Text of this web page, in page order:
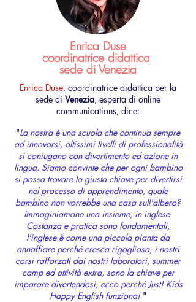
Enrica Duse
coordinatrice didattica
sede di Venezia
Enrica Duse, coordinatrice didattica per la
sede di Venezia, esperta di online
communications, dice:
"La nostra è una scuola che continua sempre
ad innovarsi, altissimi livelli di professionalità
si coniugano con divertimento ed azione in
lingua. Siamo convinte che per ogni bambino
si possa trovare la giusta chiave per divertirsi
nel processo di apprendimento, quale
bambino non vorrebbe una casa sull'albero?
Immaginiamone una insieme, in inglese.
Costanza e pratica sono fondamentali,
l'inglese è come una piccola pianta da
annaffiare perché cresca rigogliosa, i nostri
corsi rafforzati dai nostri laboratori, summer
camp ed attività extra, sono la chiave per
imparare divertendosi, ecco perché Just! Kids
Happy English funziona! "